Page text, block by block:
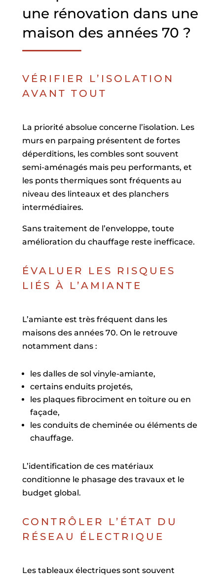
une rénovation dans une
maison des années 70 ?
VÉRIFIER L’ISOLATION
AVANT TOUT
La priorité absolue concerne l’isolation. Les
murs en parpaing présentent de fortes
déperditions, les combles sont souvent
semi-aménagés mais peu performants, et
les ponts thermiques sont fréquents au
niveau des linteaux et des planchers
intermédiaires.
Sans traitement de l’enveloppe, toute
amélioration du chauffage reste inefficace.
ÉVALUER LES RISQUES
LIÉS À L’AMIANTE
L’amiante est très fréquent dans les
maisons des années 70. On le retrouve
notamment dans :
les dalles de sol vinyle-amiante,
certains enduits projetés,
les plaques fibrociment en toiture ou en
façade,
les conduits de cheminée ou éléments de
chauffage.
L’identification de ces matériaux
conditionne le phasage des travaux et le
budget global.
CONTRÔLER L’ÉTAT DU
RÉSEAU ÉLECTRIQUE
Les tableaux électriques sont souvent